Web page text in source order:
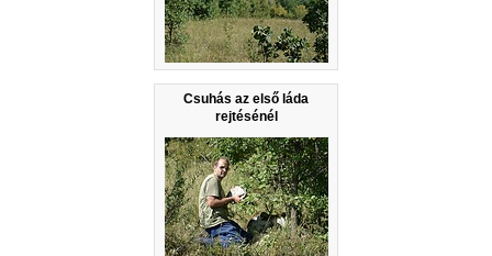
Csuhás az első láda
rejtésénél